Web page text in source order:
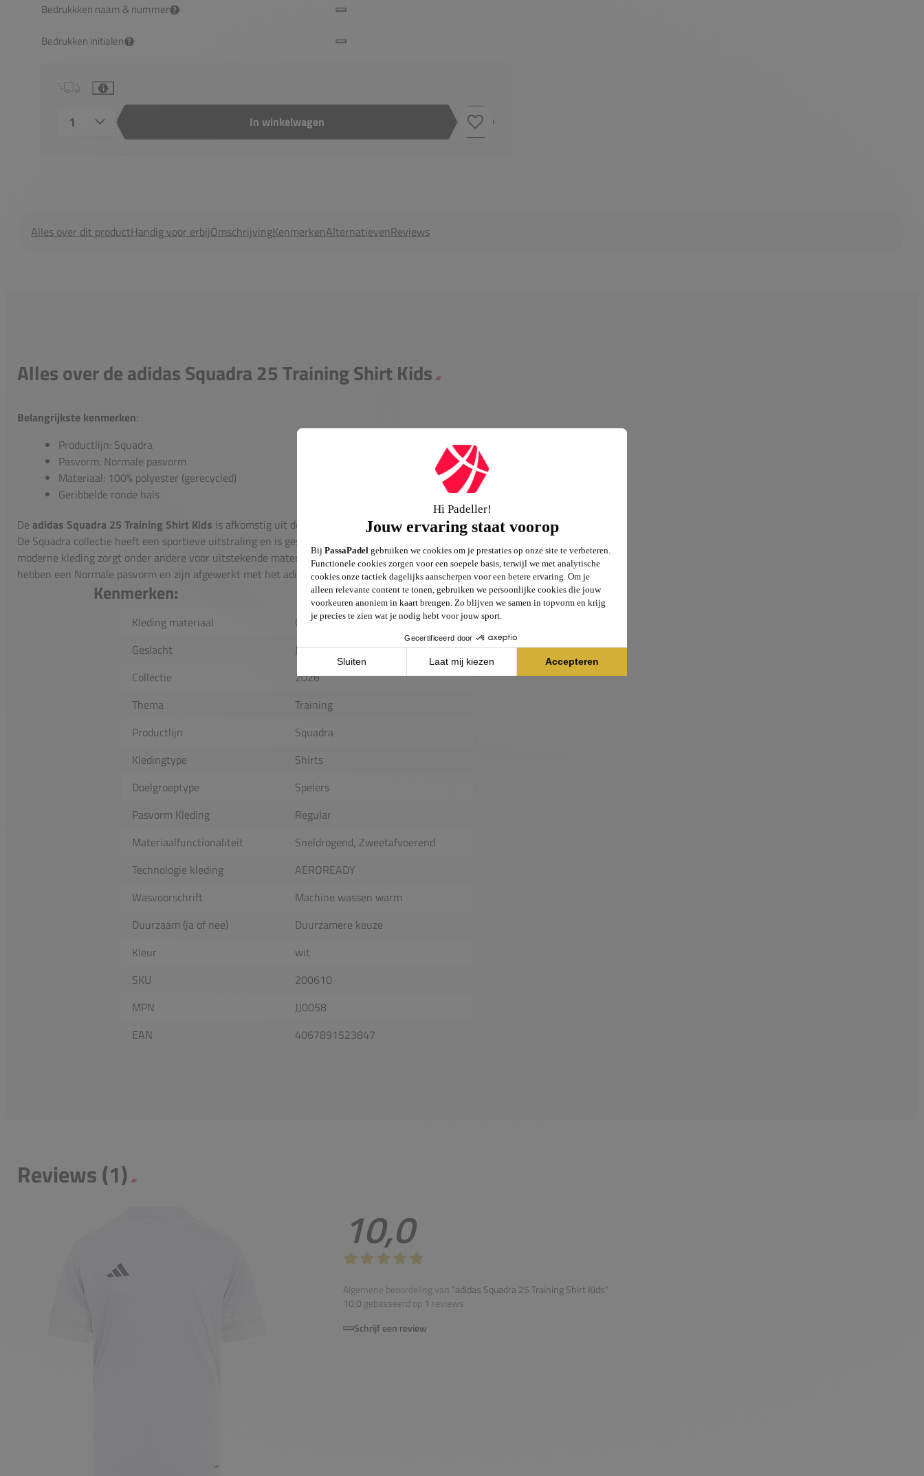
Bedrukkken naam & nummer ?
Bedrukken initialen ?
i
In winkelwagen Toevoegen aan verlanglijstje
Alles over dit productHandig voor erbijOmschrijvingKenmerkenAlternatievenReviews
Alles over de adidas Squadra 25 Training Shirt Kids
Belangrijkste kenmerken:
Productlijn: Squadra
Pasvorm: Normale pasvorm
Materiaal: 100% polyester (gerecycled)
Geribbelde ronde hals
De adidas Squadra 25 Training Shirt Kids is afkomstig uit de Squadra kledingcollectie van adidas.
De Squadra collectie heeft een sportieve uitstraling en is geschikt voor spelers van elk niveau. De
moderne kleding zorgt onder andere voor uitstekende materialen. Shirts van de Squadra collectie
hebben een Normale pasvorm en zijn afgewerkt met het adidas logo.
Kenmerken:
Kleding materiaal
Gerecycled polyester
Geslacht
Jongens, Meisjes
Collectie
2026
Thema
Training
Productlijn
Squadra
Kledingtype
Shirts
Doelgroeptype
Spelers
Pasvorm Kleding
Regular
Materiaalfunctionaliteit
Sneldrogend, Zweetafvoerend
Technologie kleding
AEROREADY
Wasvoorschrift
Machine wassen warm
Duurzaam (ja of nee)
Duurzamere keuze
Kleur
wit
SKU
200610
MPN
JJ0058
EAN
4067891523847
Reviews (1)
10,0
Algemene beoordeling van ”adidas Squadra 25 Training Shirt Kids“
10,0 gebasseerd op 1 reviews
Schrijf een review